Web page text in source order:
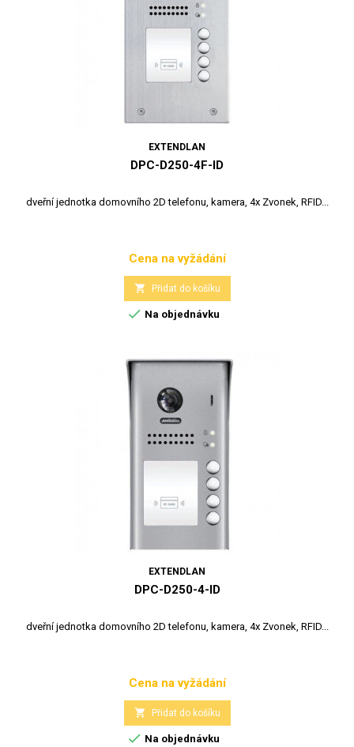
EXTENDLAN
DPC-D250-4F-ID
dveřní jednotka domovního 2D telefonu, kamera, 4x Zvonek, RFID...
Cena
Cena na vyžádání
 Přidat do košíku
 Na objednávku
EXTENDLAN
DPC-D250-4-ID
dveřní jednotka domovního 2D telefonu, kamera, 4x Zvonek, RFID...
Cena
Cena na vyžádání
 Přidat do košíku
 Na objednávku